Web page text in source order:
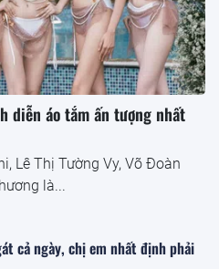
diễn áo tắm ấn tượng nhất
Lê Thị Tường Vy, Võ Đoàn
là...
cả ngày, chị em nhất định phải